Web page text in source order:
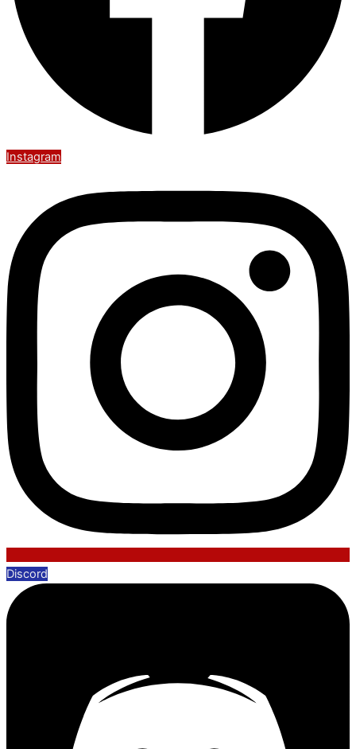
Instagram
Discord